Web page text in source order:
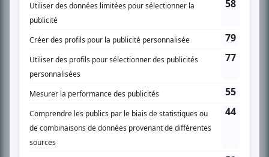
SUR LE RÉSEAU BIZZ MÉDIA
Accueil
Liste des oeuvres